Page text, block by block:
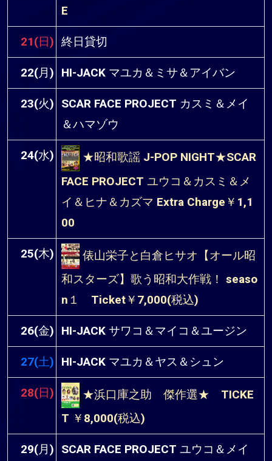
E
21(日) 終日貸切
22(月) HI-JACK マユカ＆ミサ＆アイバン
23(火) SCAR FACE PROJECT カスミ＆メイ
＆ハマゾウ
24(水)
★昭和歌謡 J-POP NIGHT★SCAR
FACE PROJECT ユウコ＆カスミ＆メ
イ＆ヒナ＆カズマ Extra Charge￥1,1
00
25(木)
俵山栄子と白倉ヒサオ【オール昭
和スターズ】歌う昭和大作戦！ seaso
n１ Ticket￥7,000(税込)
26(金) HI-JACK サワコ＆マイコ＆ユージン
27(土) HI-JACK マユカ＆ヤス＆シュン
28(日)
★浜口庫之助 傑作選★ TICKE
T ￥8,000(税込)
29(月) SCAR FACE PROJECT ユウコ＆メイ